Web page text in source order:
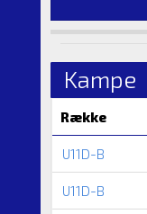
Kampe
Række
U11D-B
U11D-B